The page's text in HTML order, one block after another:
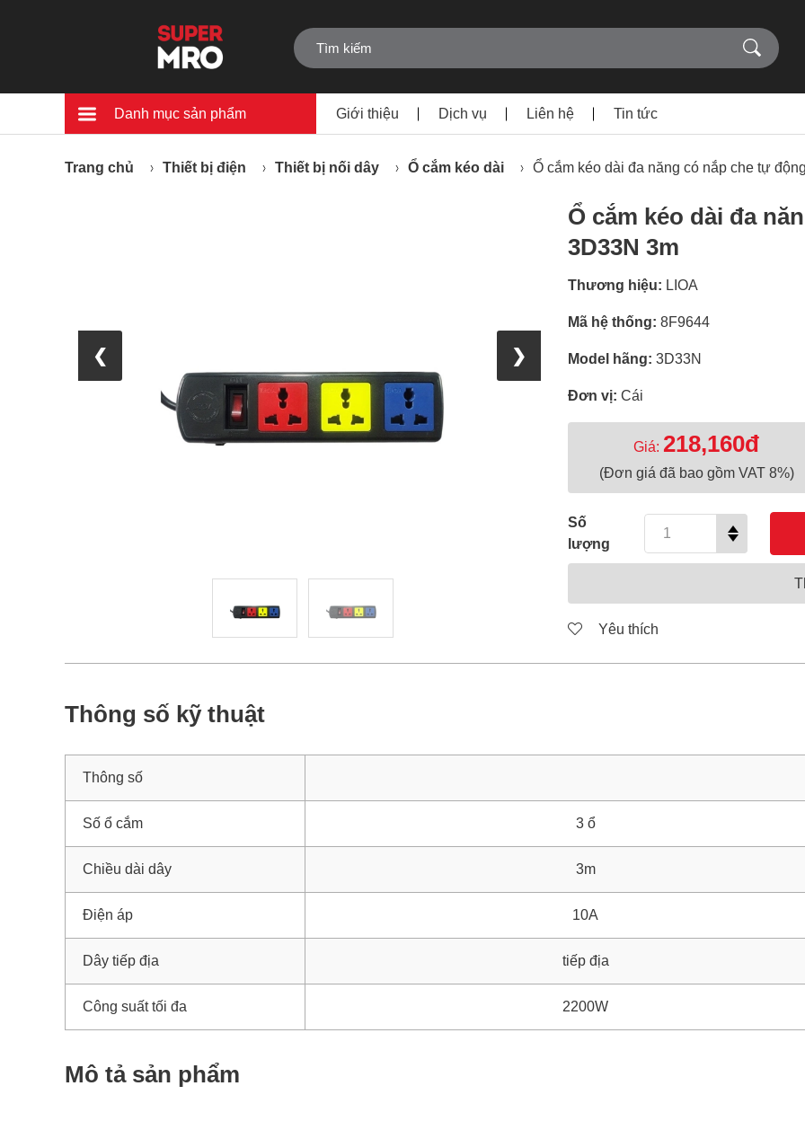
Danh mục sản phẩm Giới thiệu Dịch vụ Liên hệ Tin tức
Trang chủ Thiết bị điện Thiết bị nối dây Ổ cắm kéo dài Ổ cắm kéo dài đa năng có nắp che tự
❮ ❯
Ổ cắm kéo dài đa
3D33N 3m
Thương hiệu: LIOA
Mã hệ thống: 8F9644
Model hãng: 3D33N
Đơn vị: Cái
Giá: 218,160đ
(Đơn giá đã bao gồm VAT 8%)
Số
lượng
Yêu thích
Thông số kỹ thuật
Thông số
Số ổ cắm 3 ổ
Chiều dài dây 3m
Điện áp 10A
Dây tiếp địa tiếp địa
Công suất tối đa 2200W
Mô tả sản phẩm